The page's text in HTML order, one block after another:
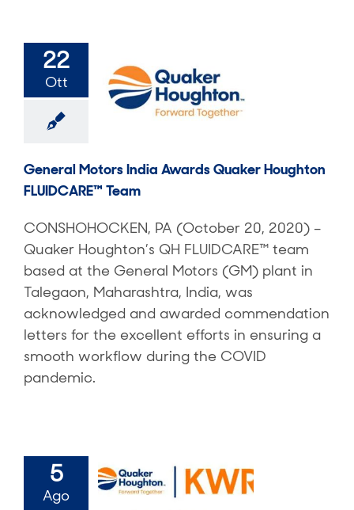
22
Ott
General Motors India Awards Quaker Houghton
FLUIDCARE™ Team
CONSHOHOCKEN, PA (October 20, 2020) –
Quaker Houghton’s QH FLUIDCARE™ team
based at the General Motors (GM) plant in
Talegaon, Maharashtra, India, was
acknowledged and awarded commendation
letters for the excellent efforts in ensuring a
smooth workflow during the COVID
pandemic.
5
Ago